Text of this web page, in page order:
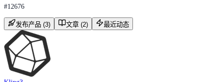
#12676
发布产品 (3) 文章 (2) 最近动态